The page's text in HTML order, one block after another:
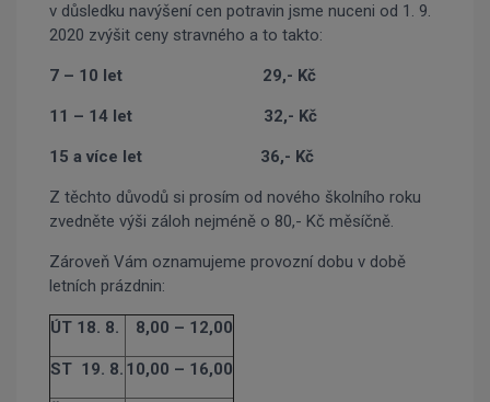
v důsledku navýšení cen potravin jsme nuceni od 1. 9.
2020 zvýšit ceny stravného a to takto:
7 – 10 let 29,- Kč
11 – 14 let 32,- Kč
15 a více let 36,- Kč
Z těchto důvodů si prosím od nového školního roku
zvedněte výši záloh nejméně o 80,- Kč měsíčně.
Zároveň Vám oznamujeme provozní dobu v době
letních prázdnin:
ÚT 18. 8. 8,00 – 12,00
ST 19. 8. 10,00 – 16,00